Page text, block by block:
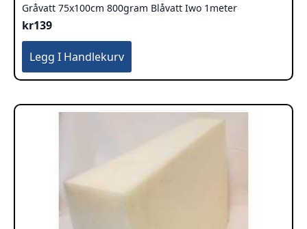
Gråvatt 75x100cm 800gram Blåvatt Iwo 1meter
kr139
Legg I Handlekurv